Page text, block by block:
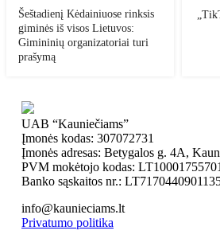
Šeštadienį Kėdainiuose rinksis
giminės iš visos Lietuvos:
Gimininių organizatoriai turi
prašymą
UAB “Kauniečiams”
Įmonės kodas: 307072731
Įmonės adresas: Betygalos g. 4A,
PVM mokėtojo kodas:
Banko sąskaitos nr.:
info@kaunieciams.lt
Privatumo politika